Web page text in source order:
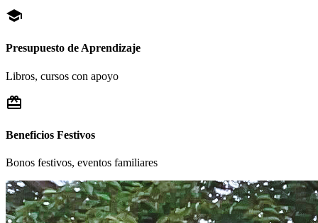
school
Presupuesto de Aprendizaje
Libros, cursos con apoyo
redeem
Beneficios Festivos
Bonos festivos, eventos familiares